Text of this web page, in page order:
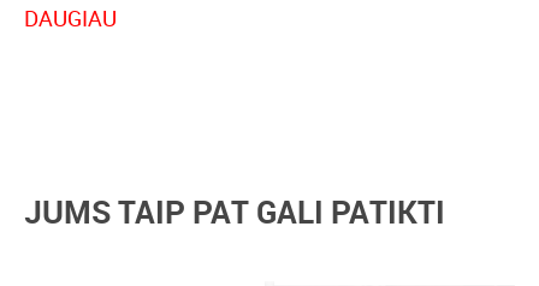
Ten patyrėm pačių įvairiausių dalykų: draugystę, meilę,
DAUGIAU
JUMS TAIP PAT GALI PATIKTI